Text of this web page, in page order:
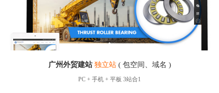
广州外贸建站 独立站( 包空间、域名 )
PC + 手机 + 平板 3站合1